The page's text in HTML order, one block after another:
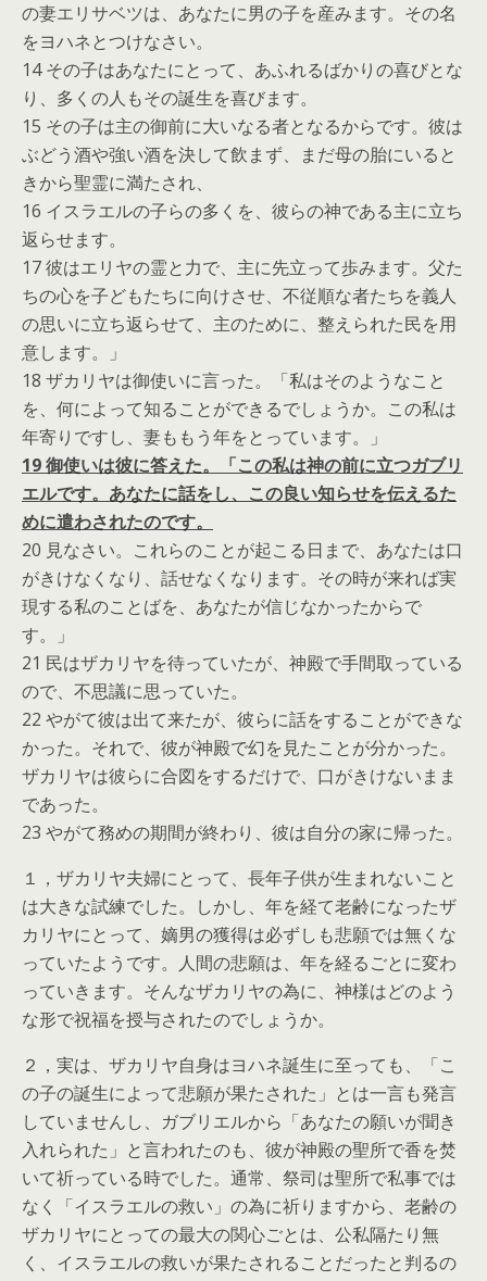
の妻エリサベツは、あなたに男の子を産みます。その名
をヨハネとつけなさい。
14 その子はあなたにとって、あふれるばかりの喜びとな
り、多くの人もその誕生を喜びます。
15 その子は主の御前に大いなる者となるからです。彼は
ぶどう酒や強い酒を決して飲まず、まだ母の胎にいると
きから聖霊に満たされ、
16 イスラエルの子らの多くを、彼らの神である主に立ち
返らせます。
17 彼はエリヤの霊と力で、主に先立って歩みます。父た
ちの心を子どもたちに向けさせ、不従順な者たちを義人
の思いに立ち返らせて、主のために、整えられた民を用
意します。」
18 ザカリヤは御使いに言った。「私はそのようなこと
を、何によって知ることができるでしょうか。この私は
年寄りですし、妻ももう年をとっています。」
19 御使いは彼に答えた。「この私は神の前に立つガブリ
エルです。あなたに話をし、この良い知らせを伝えるた
めに遣わされたのです。
20 見なさい。これらのことが起こる日まで、あなたは口
がきけなくなり、話せなくなります。その時が来れば実
現する私のことばを、あなたが信じなかったからで
す。」
21 民はザカリヤを待っていたが、神殿で手間取っている
ので、不思議に思っていた。
22 やがて彼は出て来たが、彼らに話をすることができな
かった。それで、彼が神殿で幻を見たことが分かった。
ザカリヤは彼らに合図をするだけで、口がきけないまま
であった。
23 やがて務めの期間が終わり、彼は自分の家に帰った。
１，ザカリヤ夫婦にとって、長年子供が生まれないこと
は大きな試練でした。しかし、年を経て老齢になったザ
カリヤにとって、嫡男の獲得は必ずしも悲願では無くな
っていたようです。人間の悲願は、年を経るごとに変わ
っていきます。そんなザカリヤの為に、神様はどのよう
な形で祝福を授与されたのでしょうか。
２，実は、ザカリヤ自身はヨハネ誕生に至っても、「こ
の子の誕生によって悲願が果たされた」とは一言も発言
していませんし、ガブリエルから「あなたの願いが聞き
入れられた」と言われたのも、彼が神殿の聖所で香を焚
いて祈っている時でした。通常、祭司は聖所で私事では
なく「イスラエルの救い」の為に祈りますから、老齢の
ザカリヤにとっての最大の関心ごとは、公私隔たり無
く、イスラエルの救いが果たされることだったと判るの